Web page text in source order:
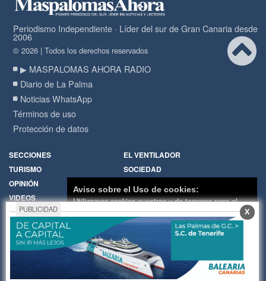
Periodismo Independiente · Líder del sur de Gran Canaria desde
2006
© 2026 | Todos los derechos reservados
▶ MASPALOMAS AHORA RADIO
Diario de La Palma
Noticias WhatsApp
Términos de uso
Protección de datos
SECCIONES
EL VENTILADOR
TURISMO
SOCIEDAD
OPINIÓN
VIDEOS
RADIO
Política de Cookies
Hemeroteca
Encuestas
Cartas de los lectores
Fotos de los lectores
Galerías de imágenes
Temas de actualidad
Principios Editoriales
PUBLICIDAD X
Aviso sobre el Uso de cookies:
Utilizamos cookies nuestras y de terceros para el
funcionamiento del digital. Puedes consultar la lista
de cookies y como desconectarlas.Ver nuestra
Política de Privacidad y Cookies
Aceptar Cookies
Personalizar